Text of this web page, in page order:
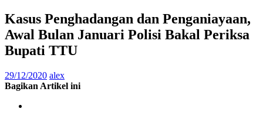
Kasus Penghadangan dan Penganiayaan,
Awal Bulan Januari Polisi Bakal Periksa
Bupati TTU
29/12/2020 alex
Bagikan Artikel ini